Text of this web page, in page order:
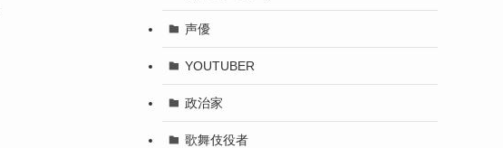
声優
YOUTUBER
政治家
歌舞伎役者